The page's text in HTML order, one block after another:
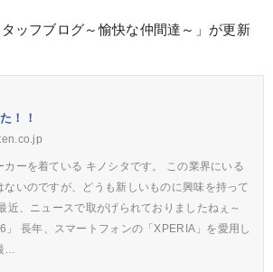
タッフブログ～愉快な仲間達～」が更新
！！
カーを着ている キノシタです。 この業界にいる
ないのですが、どうも新しいものに興味を持って
近、ニュースで取がげられておりましたねぇ～
」 長年、スマートフォンの「XPERIA」を愛用し
…